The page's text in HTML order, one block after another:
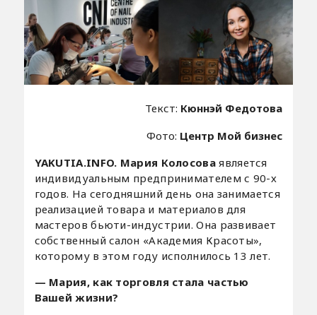
Текст: Кюннэй Федотова
Фото: Центр Мой бизнес
YAKUTIA.INFO. Мария Колосова является
индивидуальным предпринимателем с 90-х
годов. На сегодняшний день она занимается
реализацией товара и материалов для
мастеров бьюти-индустрии. Она развивает
собственный салон «Академия Красоты»,
которому в этом году исполнилось 13 лет.
— Мария, как торговля стала частью
Вашей жизни?